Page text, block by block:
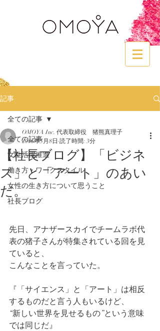
記事
全ての記事
女性活躍推進
働き方・ワークスタイル
女性の生き方について思うこと
社長ブログ
全ての記事
【社長ブログ】「ビジネ
ス」と「アート」のあい
だ。
OMOYA Inc. 代表取締役 猪熊真理子
2016年5月8日 読了時間: 3分
先日、アナザースカイでチームラボ代
表の猪子さんが特集されている回を見
ていると、
こんなことを言っていた。
『「サイエンス」と「アート」は相反
するものだと言う人もいるけど、
“新しい世界を見せるもの”という意味
では同じだ』